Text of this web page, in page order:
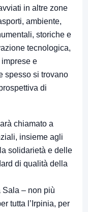
in altre zone
ambiente,
storiche e
tecnologica,
e
spesso si trovano
di
chiamato a
insieme agli
solidarietà e delle
di qualità della
Sala – non più
tutta l’Irpinia, per